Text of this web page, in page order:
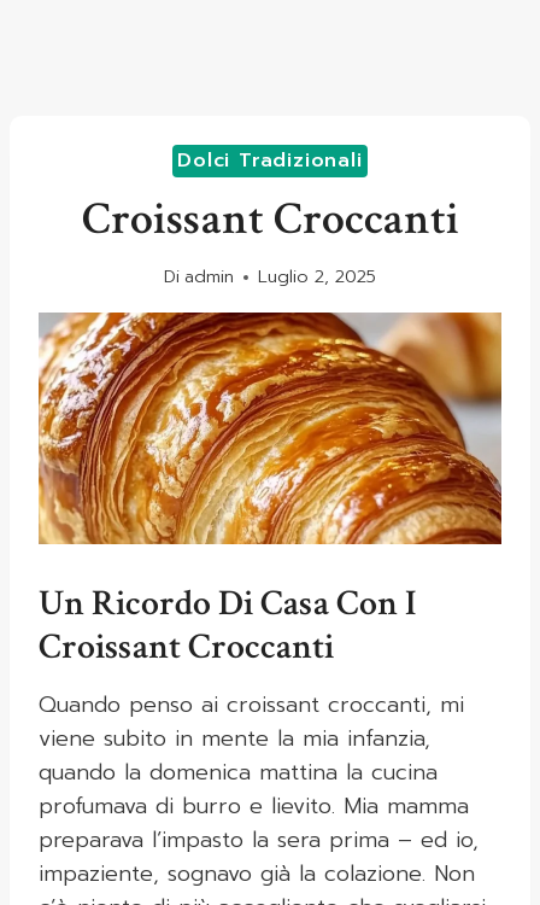
Dolci Tradizionali
Croissant Croccanti
Di admin Luglio 2, 2025
Un Ricordo Di Casa Con I
Croissant Croccanti
Quando penso ai croissant croccanti, mi
viene subito in mente la mia infanzia,
quando la domenica mattina la cucina
profumava di burro e lievito. Mia mamma
preparava l’impasto la sera prima – ed io,
impaziente, sognavo già la colazione. Non